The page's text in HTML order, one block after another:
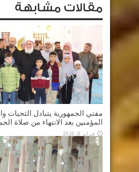
مقالات مشابهة
مفتي الجمهورية يتبادل التحيات
المؤمنين بعد الانتهاء من صلاة
فبراير 8, 2026